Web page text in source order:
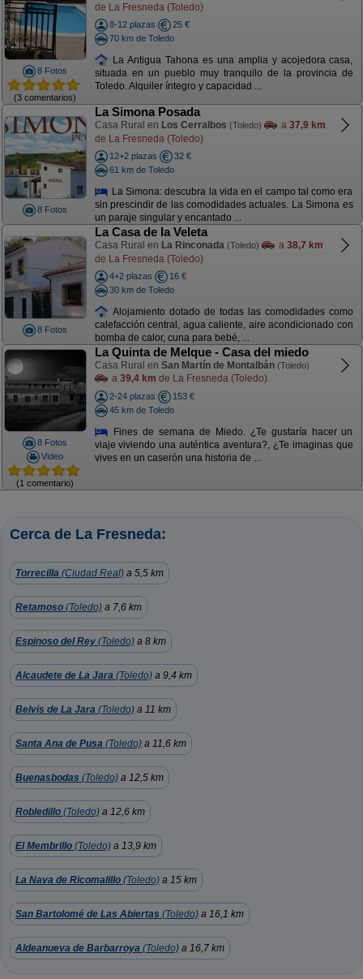
8 Fotos
(3 comentarios)
de La Fresneda (Toledo)
8-12 plazas
25 €
70 km de Toledo
La Antigua Tahona es una amplia y acojedora casa,
situada en un pueblo muy tranquilo de la provincia de
Toledo. Alquiler íntegro y capacidad ...
8 Fotos
La Simona Posada
Casa Rural en Los Cerralbos (Toledo) a 37,9 km
de La Fresneda (Toledo)
12+2 plazas
32 €
61 km de Toledo
La Simona: descubra la vida en el campo tal como era
sin prescindir de las comodidades actuales. La Simona es
un paraje singular y encantado ...
8 Fotos
La Casa de la Veleta
Casa Rural en La Rinconada (Toledo) a 38,7 km
de La Fresneda (Toledo)
4+2 plazas
16 €
30 km de Toledo
Alojamiento dotado de todas las comodidades como
calefacción central, agua caliente, aire acondicionado con
bomba de calor, cuna para bebé, ...
8 Fotos
Video
(1 comentario)
La Quinta de Melque - Casa del miedo
Casa Rural en San Martín de Montalbán (Toledo)
a 39,4 km de La Fresneda (Toledo)
2-24 plazas
153 €
45 km de Toledo
Fines de semana de Miedo. ¿Te gustaría hacer un
viaje viviendo una auténtica aventura?, ¿Te imaginas que
vives en un caserón una historia de ...
Cerca de La Fresneda:
Torrecilla (Ciudad Real) a 5,5 km
Retamoso (Toledo) a 7,6 km
Espinoso del Rey (Toledo) a 8 km
Alcaudete de La Jara (Toledo) a 9,4 km
Belvis de La Jara (Toledo) a 11 km
Santa Ana de Pusa (Toledo) a 11,6 km
Buenasbodas (Toledo) a 12,5 km
Robledillo (Toledo) a 12,6 km
El Membrillo (Toledo) a 13,9 km
La Nava de Ricomalillo (Toledo) a 15 km
San Bartolomé de Las Abiertas (Toledo) a 16,1 km
Aldeanueva de Barbarroya (Toledo) a 16,7 km